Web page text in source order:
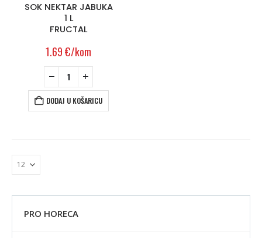
SOK NEKTAR JABUKA
1 L
FRUCTAL
1.69€/kom
DODAJ U KOŠARICU
PRO HORECA